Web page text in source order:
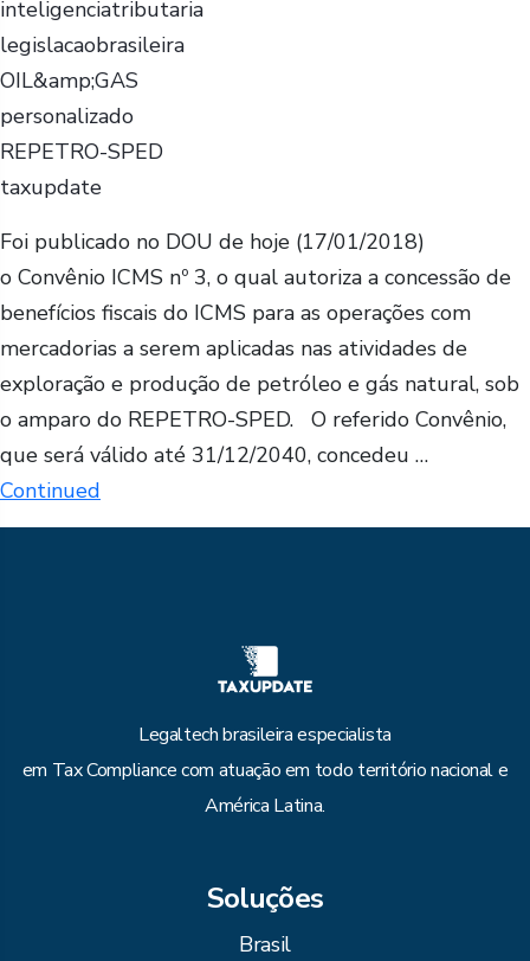
inteligenciatributaria
legislacaobrasileira
OIL&amp;GAS
personalizado
REPETRO-SPED
taxupdate
Foi publicado no DOU de hoje (17/01/2018)
o Convênio ICMS nº 3, o qual autoriza a concessão de
benefícios fiscais do ICMS para as operações com
mercadorias a serem aplicadas nas atividades de
exploração e produção de petróleo e gás natural, sob
o amparo do REPETRO-SPED. O referido Convênio,
que será válido até 31/12/2040, concedeu …
Continued
Legaltech brasileira especialista
em Tax Compliance com atuação em todo território nacional e
América Latina.
Soluções
Brasil